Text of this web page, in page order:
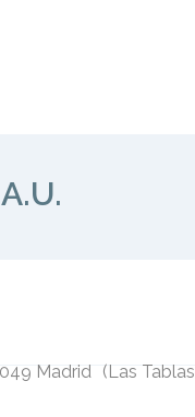
Madrid (Las Tablas